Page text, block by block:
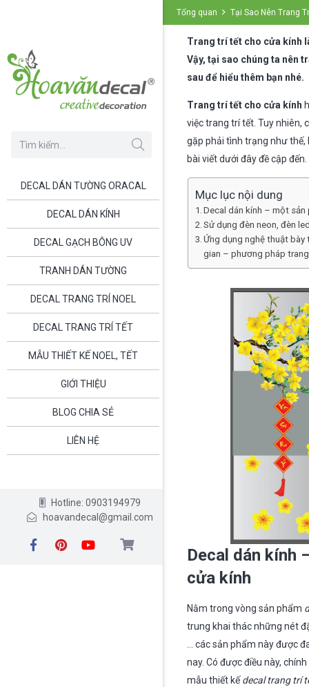
DECAL DÁN TƯỜNG ORACAL
DECAL DÁN KÍNH
DECAL GẠCH BÔNG UV
TRANH DÁN TƯỜNG
DECAL TRANG TRÍ NOEL
DECAL TRANG TRÍ TẾT
MẪU THIẾT KẾ NOEL, TẾT
GIỚI THIỆU
BLOG CHIA SẺ
LIÊN HỆ
Hotline: 0903194979
hoavandecal@gmail.com
Tổng quan Tại Sao Nên Trang
Trang trí tết cho cửa kính
Vậy, tại sao chúng ta nên
sau để hiểu thêm bạn nhé.
Trang trí tết cho cửa kính
việc trang trí tết. Tuy nhiên,
gặp phải tình trạng như
bài viết dưới đây đề cập đến.
Mục lục nội dung
Decal dán kính – một
Sử dụng đèn neon, đèn
Ứng dụng nghệ thuật bày
gian – phương pháp
Decal dán kính
cửa kính
Nằm trong vòng sản phẩm
trung khai thác những nét
… các sản phẩm này được
nay. Có được điều này,
mẫu thiết kếdecal trang trí